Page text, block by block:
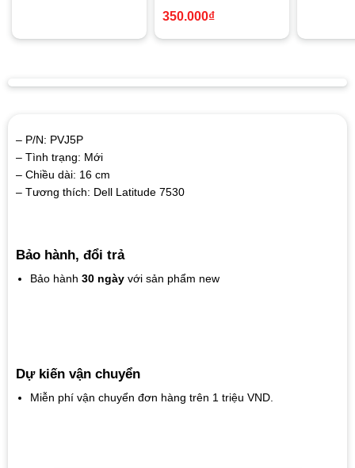
350.000₫
– P/N: PVJ5P
– Tình trạng: Mới
– Chiều dài: 16 cm
– Tương thích: Dell Latitude 7530
Bảo hành, đổi trả
Bảo hành 30 ngàyvới sản phẩm new
Dự kiến vận chuyển
Miễn phí vận chuyển đơn hàng trên 1 triệu VND.